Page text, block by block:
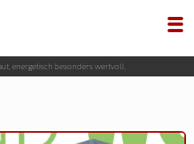
energetisch besonders wertvoll.